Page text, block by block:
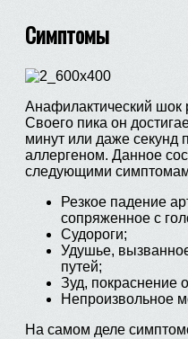
Симптомы
Анафилактический шок
Своего пика он
минут или даже секунд
аллергеном. Данное
следующими
Резкое падение
сопряженное с
Судороги;
Удушье,
путей;
Зуд, покраснение
Непроизвольное
На самом деле